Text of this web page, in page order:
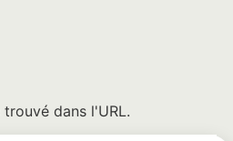
dans l'URL.